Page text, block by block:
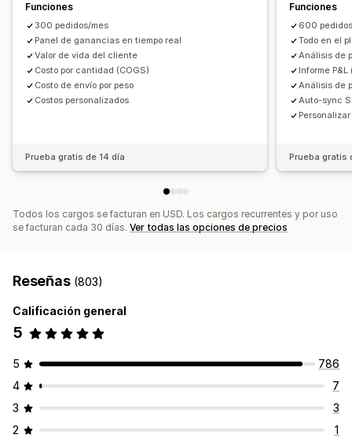
Imágenes e informes
Panel de control de informes y estadísticas
Paneles de control personalizados
Informes de múltiples tiendas
Informes personalizados
Exportación de datos
Resumen de ventas diarias
Transacciones
Clientes Inventario y producto
Importación de datos históricos
Funciones
300 pedidos/mes
Panel de ganancias en tiempo real
Valor de vida del cliente
Costo por cantidad (COGS)
Costo de envío por peso
Costos personalizados
Prueba gratis de 14 día
Funciones
600
Todo en el
Análisis de
Informe
Análisis de
Auto-sync
Prueba gratis
Todos los cargos se facturan en USD. Los cargos recurrentes y por uso
se facturan cada 30 días. Ver todas las opciones de precios
Reseñas (803)
Calificación general
5
5
786
4
7
3
3
2
1